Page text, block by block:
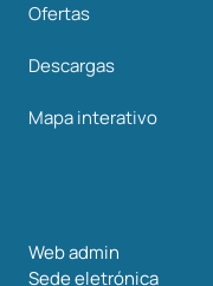
Ofertas
Descargas
Mapa interativo
Web admin
Sede eletrónica